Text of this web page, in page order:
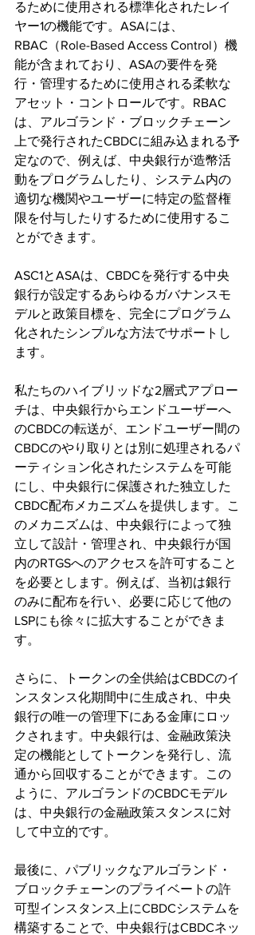
るために使用される標準化されたレイ
ヤー1の機能です。ASAには、
RBAC（Role-Based Access Control）機
能が含まれており、ASAの要件を発
行・管理するために使用される柔軟な
アセット・コントロールです。RBAC
は、アルゴランド・ブロックチェーン
上で発行されたCBDCに組み込まれる予
定なので、例えば、中央銀行が造幣活
動をプログラムしたり、システム内の
適切な機関やユーザーに特定の監督権
限を付与したりするために使用するこ
とができます。
ASC1とASAは、CBDCを発行する中央
銀行が設定するあらゆるガバナンスモ
デルと政策目標を、完全にプログラム
化されたシンプルな方法でサポートし
ます。
私たちのハイブリッドな2層式アプロー
チは、中央銀行からエンドユーザーへ
のCBDCの転送が、エンドユーザー間の
CBDCのやり取りとは別に処理されるパ
ーティション化されたシステムを可能
にし、中央銀行に保護された独立した
CBDC配布メカニズムを提供します。こ
のメカニズムは、中央銀行によって独
立して設計・管理され、中央銀行が国
内のRTGSへのアクセスを許可すること
を必要とします。例えば、当初は銀行
のみに配布を行い、必要に応じて他の
LSPにも徐々に拡大することができま
す。
さらに、トークンの全供給はCBDCのイ
ンスタンス化期間中に生成され、中央
銀行の唯一の管理下にある金庫にロッ
クされます。中央銀行は、金融政策決
定の機能としてトークンを発行し、流
通から回収することができます。この
ように、アルゴランドのCBDCモデル
は、中央銀行の金融政策スタンスに対
して中立的です。
最後に、パブリックなアルゴランド・
ブロックチェーンのプライベートの許
可型インスタンス上にCBDCシステムを
構築することで、中央銀行はCBDCネッ